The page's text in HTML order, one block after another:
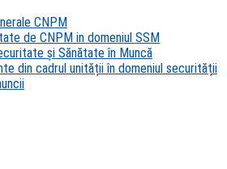
CNPM
de CNPM in domeniul SSM
și Sănătate în Muncă
din cadrul unității în domeniul securității